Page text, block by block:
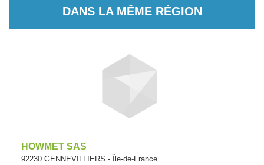
DANS LA MÊME RÉGION
HOWMET SAS
92230 GENNEVILLIERS - Île-de-France